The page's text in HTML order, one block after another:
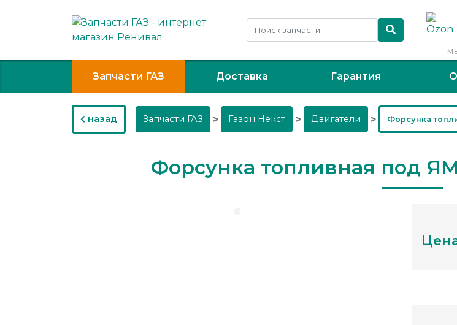
Запчасти ГАЗ Доставка Гарантия
назад Запчасти ГАЗ Газон Некст Двигатели Форсунка
Форсунка топливная под